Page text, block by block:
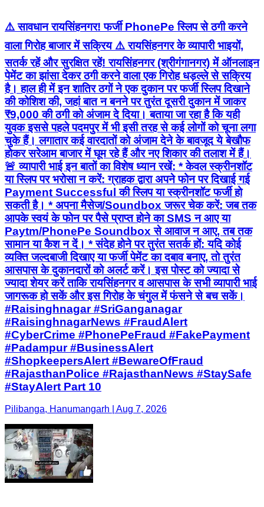
⚠️ सावधान रायसिंहनगर! फर्जी PhonePe स्लिप से ठगी करने
वाला गिरोह बाजार में सक्रिय ⚠️ रायसिंहनगर के व्यापारी भाइयों,
सतर्क रहें और सुरक्षित रहें! रायसिंहनगर (श्रीगंगानगर) में ऑनलाइन
पेमेंट का झांसा देकर ठगी करने वाला एक गिरोह धड़ल्ले से सक्रिय
है। हाल ही में इन शातिर ठगों ने एक दुकान पर फर्जी स्लिप दिखाने
की कोशिश की, जहां बात न बनने पर तुरंत दूसरी दुकान में जाकर
₹9,000 की ठगी को अंजाम दे दिया। बताया जा रहा है कि यही
युवक इससे पहले पदमपुर में भी इसी तरह से कई लोगों को चूना लगा
चुके हैं। लगातार कई वारदातों को अंजाम देने के बावजूद ये बेखौफ
होकर सरेआम बाजार में घूम रहे हैं और नए शिकार की तलाश में हैं।
🚨 व्यापारी भाई इन बातों का विशेष ध्यान रखें: * केवल स्क्रीनशॉट
या स्लिप पर भरोसा न करें: ग्राहक द्वारा अपने फोन पर दिखाई गई
Payment Successful की स्लिप या स्क्रीनशॉट फर्जी हो
सकती है। * अपना मैसेज/Soundbox जरूर चेक करें: जब तक
आपके स्वयं के फोन पर पैसे प्राप्त होने का SMS न आए या
Paytm/PhonePe Soundbox से आवाज न आए, तब तक
सामान या कैश न दें। * संदेह होने पर तुरंत सतर्क हों: यदि कोई
व्यक्ति जल्दबाजी दिखाए या फर्जी पेमेंट का दबाव बनाए, तो तुरंत
आसपास के दुकानदारों को अलर्ट करें। इस पोस्ट को ज्यादा से
ज्यादा शेयर करें ताकि रायसिंहनगर व आसपास के सभी व्यापारी भाई
जागरूक हो सकें और इस गिरोह के चंगुल में फंसने से बच सकें।
#Raisinghnagar #SriGanganagar
#RaisinghnagarNews #FraudAlert
#CyberCrime #PhonePeFraud #FakePayment
#Padampur #BusinessAlert
#ShopkeepersAlert #BewareOfFraud
#RajasthanPolice #RajasthanNews #StaySafe
#StayAlert Part 10
Pilibanga, Hanumangarh | Aug 7, 2026